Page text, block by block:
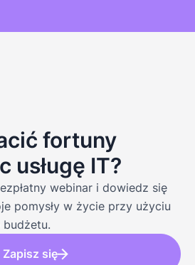
fortuny
usługę IT?
webinar i dowiedz się
pomysły w życie przy użyciu
Zapisz się